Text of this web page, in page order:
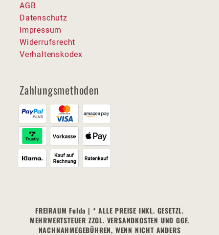
AGB
Datenschutz
Impressum
Widerrufsrecht
Verhaltenskodex
Zahlungsmethoden
FREIRAUM Fulda | * ALLE PREISE INKL. GESETZL.
MEHRWERTSTEUER ZZGL. VERSANDKOSTEN UND GGF.
NACHNAHMEGEBÜHREN, WENN NICHT ANDERS